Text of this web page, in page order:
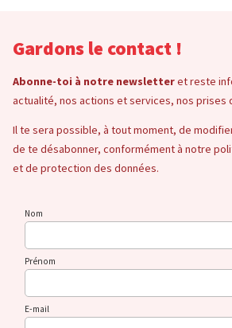
Gardons le contact !
Abonne-toi à notre newsletteret reste
actualité, nos actions et services, nos
Il te sera possible, à tout moment, de
de te désabonner, conformément à notre
et de protection des données.
Nom
Prénom
E-mail